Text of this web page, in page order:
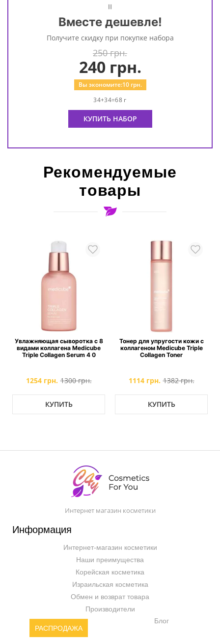
Вместе дешевле!
Получите скидку при покупке набора
250 грн.
240грн.
Вы экономите:10грн.
34+34=68 г
КУПИТЬ НАБОР
Рекомендуемые
товары
Увлажняющая сыворотка с 8
видами коллагена Medicube
Triple Collagen Serum 4 0
1254 грн. 1300 грн.
КУПИТЬ
Тонер для упругости кожи с
коллагеном Medicube Triple
Collagen Toner
1114 грн. 1382 грн.
КУПИТЬ
Интернет магазин косметики
Информация
Интернет-магазин косметики
Наши преимущества
Корейская косметика
Израильская косметика
Обмен и возврат товара
Производители
РАСПРОДАЖА
Блог